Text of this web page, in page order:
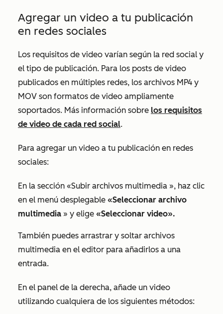
Agregar un video a tu publicación
en redes sociales
Los requisitos de video varían según la red social y
el tipo de publicación. Para los posts de video
publicados en múltiples redes, los archivos MP4 y
MOV son formatos de video ampliamente
soportados. Más información sobre los requisitos
de video de cada red social.
Para agregar un video a tu publicación en redes
sociales:
En la sección «Subir archivos multimedia », haz clic
en el menú desplegable «Seleccionar archivo
multimedia » y elige «Seleccionar video».
También puedes arrastrar y soltar archivos
multimedia en el editor para añadirlos a una
entrada.
En el panel de la derecha, añade un video
utilizando cualquiera de los siguientes métodos: